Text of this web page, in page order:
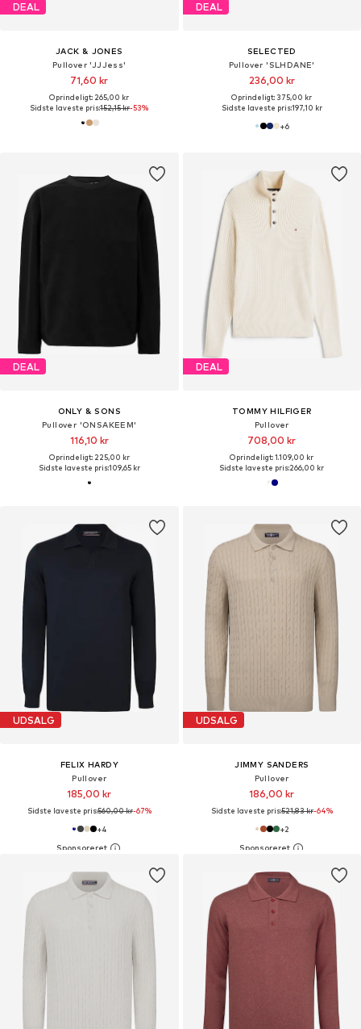
DEAL
JACK & JONES
Pullover 'JJJess'
71,60 kr
Oprindeligt: 265,00 kr
Sidste laveste pris:152,15 kr-53%
DEAL
SELECTED
Pullover 'SLHDANE'
236,00 kr
Oprindeligt: 375,00 kr
Sidste laveste pris:197,10 kr
+6
DEAL
ONLY & SONS
Pullover 'ONSAKEEM'
116,10 kr
Oprindeligt: 225,00 kr
Sidste laveste pris:109,65 kr
DEAL
TOMMY HILFIGER
Pullover
708,00 kr
Oprindeligt: 1.109,00 kr
Sidste laveste pris:266,00 kr
UDSALG
FELIX HARDY
Pullover
185,00 kr
Sidste laveste pris:560,00 kr-67%
+4
UDSALG
JIMMY SANDERS
Pullover
186,00 kr
Sidste laveste pris:521,83 kr-64%
+2